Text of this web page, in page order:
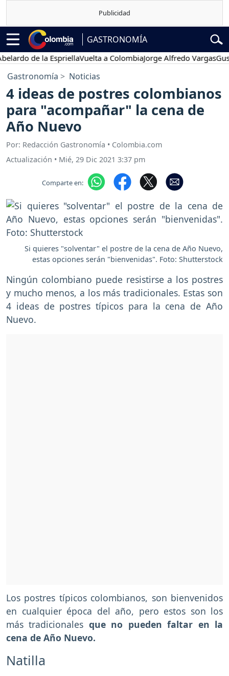
GASTRONOMÍA
de la EspriellaVuelta a ColombiaJorge Alfredo Vargas
Gastronomía Noticias
4 ideas de postres colombianos
para "acompañar" la cena de
Año Nuevo
Por: Redacción Gastronomía • Colombia.com
Actualización • Mié, 29 Dic 2021 3:37 pm
Comparte en:
Si quieres "solventar" el postre de la cena de Año Nuevo,
estas opciones serán "bienvenidas". Foto: Shutterstock
Ningún colombiano puede resistirse a los postres
y mucho menos, a los más tradicionales. Estas son
4 ideas de postres típicos para la cena de Año
Nuevo.
Los postres típicos colombianos, son bienvenidos
en cualquier época del año, pero estos son los
más tradicionales que no pueden faltar en la
cena de Año Nuevo.
Natilla